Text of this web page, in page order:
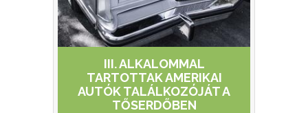
III. ALKALOMMAL
TARTOTTAK AMERIKAI
AUTÓK TALÁLKOZÓJÁT A
TŐSERDŐBEN